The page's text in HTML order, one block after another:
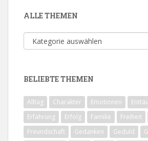
ALLE THEMEN
Alle
Themen
BELIEBTE THEMEN
Alltag Charakter Emotionen
Erfahrung
Erfolg Familie Freiheit
Freundschaft
Gedanken Geduld